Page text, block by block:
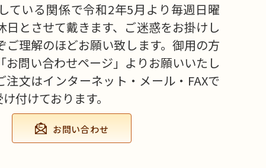
ている関係で令和2年5月より毎週日曜
日とさせて戴きます、ご迷惑をお掛けし
ご理解のほどお願い致します。御用の方
お問い合わせページ」よりお願いいたし
注文はインターネット・メール・FAXで
付けております。
お問い合わせ